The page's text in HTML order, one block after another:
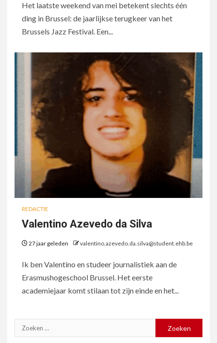
Het laatste weekend van mei betekent slechts één
ding in Brussel: de jaarlijkse terugkeer van het
Brussels Jazz Festival. Een...
REDACTIE
Valentino Azevedo da Silva
27 jaar geleden valentino.azevedo.da.silva@student.ehb.be
Ik ben Valentino en studeer journalistiek aan de
Erasmushogeschool Brussel. Het eerste
academiejaar komt stilaan tot zijn einde en het...
Zoeken
naar: